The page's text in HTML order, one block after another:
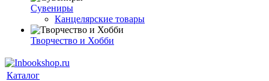
Сувениры
Канцелярские товары
Творчество и Хобби
Каталог